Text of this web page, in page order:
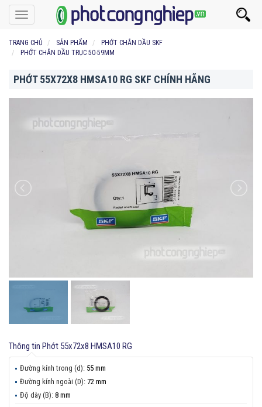
Toggle
navigation
TRANG CHỦ SẢN PHẨM
PHỚT CHẮN DẦU SKF
PHỚT CHẮN DẦU TRỤC 50-59MM
PHỚT 55X72X8 HMSA10 RG SKF CHÍNH HÃNG
Thông tin Phớt 55x72x8 HMSA10 RG
Đường kính trong (d): 55 mm
Đường kính ngoài (D): 72 mm
Độ dày (B): 8 mm